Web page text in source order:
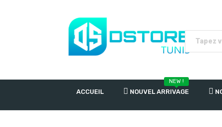
ACCUEIL NOUVEL ARRIVAGE
NEW !